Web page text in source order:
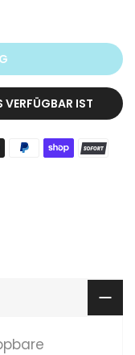
VERFÜGBAR IST